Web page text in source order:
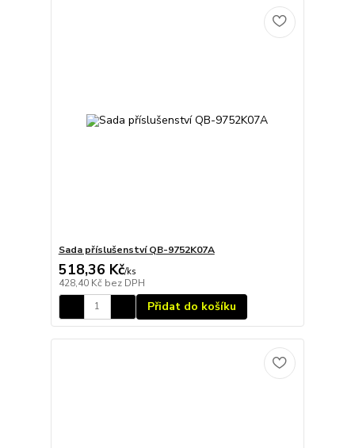
Sada příslušenství QB-9752K07A
518,36 Kč/ks
428,40 Kč bez DPH
Přidat do košíku